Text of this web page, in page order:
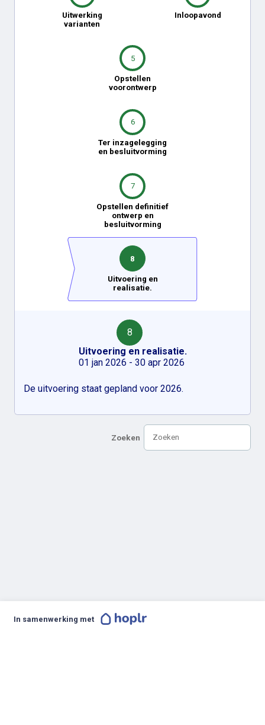
Uitwerking
varianten
Inloopavond
5
Opstellen
voorontwerp
6
Ter inzagelegging
en besluitvorming
7
Opstellen definitief
ontwerp en
besluitvorming
8
Uitvoering en
realisatie.
8
Uitvoering en realisatie.
01 jan 2026 - 30 apr 2026
De uitvoering staat gepland voor 2026.
Zoeken
In samenwerking met